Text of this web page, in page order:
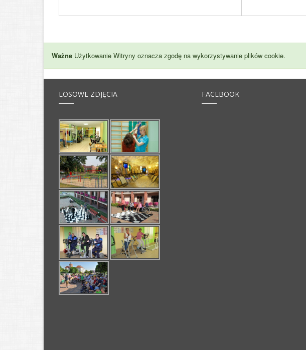
Ważne Użytkowanie Witryny oznacza zgodę na wykorzystywanie plików cookie.
LOSOWE ZDJĘCIA FACEBOOK